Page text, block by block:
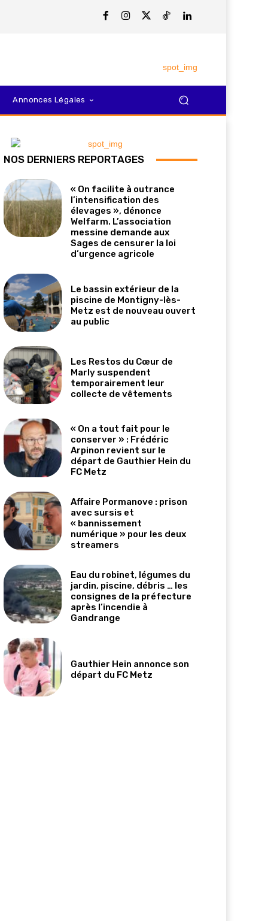
Annonces Légales
NOS DERNIERS REPORTAGES
« On facilite à outrance
l’intensification des
élevages », dénonce
Welfarm. L’association
messine demande aux
Sages de censurer la loi
d’urgence agricole
Le bassin extérieur de la
piscine de Montigny-lès-
Metz est de nouveau ouvert
au public
Les Restos du Cœur de
Marly suspendent
temporairement leur
collecte de vêtements
« On a tout fait pour le
conserver » : Frédéric
Arpinon revient sur le
départ de Gauthier Hein du
FC Metz
Affaire Pormanove : prison
avec sursis et
« bannissement
numérique » pour les deux
streamers
Eau du robinet, légumes du
jardin, piscine, débris … les
consignes de la préfecture
après l’incendie à
Gandrange
Gauthier Hein annonce son
départ du FC Metz